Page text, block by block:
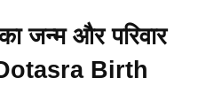
का जन्म और परिवार
Birth